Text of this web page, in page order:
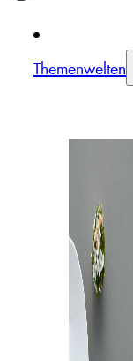
Themenwelten